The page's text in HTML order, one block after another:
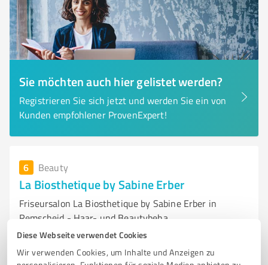
Diese Webseite verwendet Cookies
Wir verwenden Cookies, um Inhalte und Anzeigen zu
Sie möchten auch hier gelistet werden?
Registrieren Sie sich jetzt und werden Sie ein von
Kunden empfohlener ProvenExpert!
6 Beauty
La Biosthetique by Sabine Erber
Friseursalon La Biosthetique by Sabine Erber in
Remscheid - Haar- und Beautybeha
FRISEURSALON REMSCHEID HAARBEHANDLUNGEN
WELLNESS BEAUTY PROFESSIONELLE FRISEURE